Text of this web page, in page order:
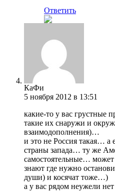
Ответить
КаФи
5 ноября 2012 в 13:51
какие-то у вас грустные
такие их снаружи и
взаимодополнения)…
и это не Россия такая… а
страны запада… ту же
самостоятельные…
знают где нужно
души) и косячат тоже…)
а у вас рядом неужели